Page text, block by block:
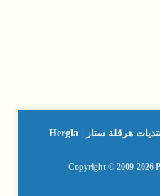
منتديات هرقلة ستار | Hergla
Copyright © 2009-2026